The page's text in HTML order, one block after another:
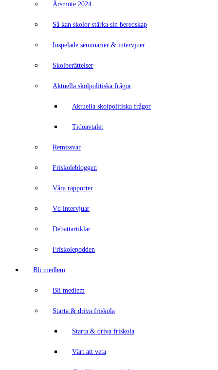
Årsmöte 2024
Så kan skolor stärka sin beredskap
Inspelade seminarier & intervjuer
Skolberättelser
Aktuella skolpolitiska frågor
Aktuella skolpolitiska frågor
Tidöavtalet
Remissvar
Friskolebloggen
Våra rapporter
Vd intervjuar
Debattartiklar
Friskolepodden
Bli medlem
Bli medlem
Starta & driva friskola
Starta & driva friskola
Värt att veta